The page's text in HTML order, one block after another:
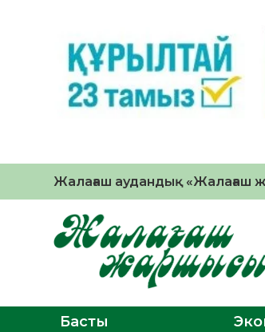
Жалағаш аудандық «Жалағаш
Басты